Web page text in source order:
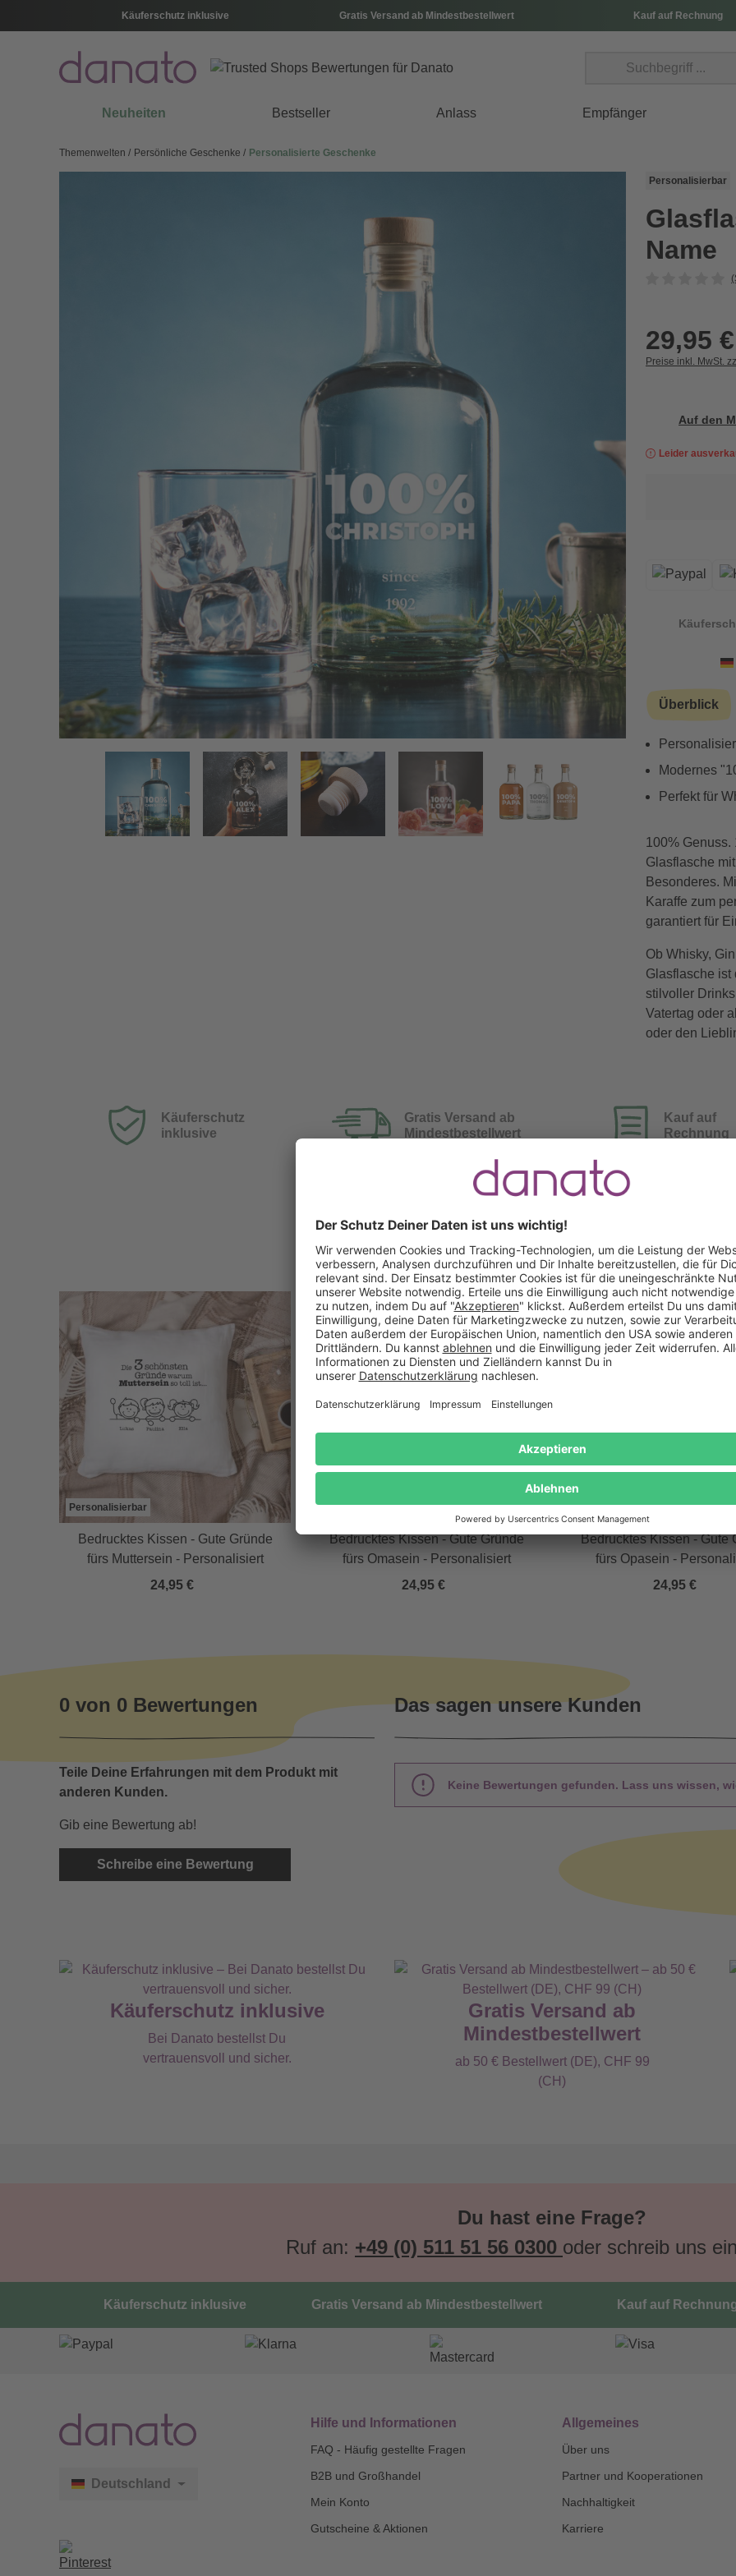
Käuferschutz inklusive Gratis Versand ab Mindestbestellwert Kauf auf Rechnung
Neuheiten Bestseller Anlass Empfänger
Themenwelten Persönliche Geschenke Personalisierte Geschenke
Zurück Vorwärts
Personalisierbar
Name
29,95 €
Preise inkl. MwSt.
Auf den
Leider
Überblick
Modernes
Perfekt für
100%
Glasflasche
Besonderes.
Karaffe zum
garantiert für
Ob Whisky,
Glasflasche ist
stilvoller
Vatertag oder
oder den
Käuferschutz
inklusive
Gratis Versand ab
Mindestbestellwert
Kauf auf
Rechnung
Das könnte Dir auch gefallen
Personalisierbar
Bedrucktes Kissen - Gute Gründe
fürs Muttersein - Personalisiert
24,95 €
Personalisierbar
Bedrucktes Kissen - Gute Gründe
fürs Omasein - Personalisiert
24,95 €
Personalisierbar
Bedrucktes Kissen - Gute
fürs Opasein -
24,95 €
0 von 0 Bewertungen
Teile Deine Erfahrungen mit dem Produkt mit
anderen Kunden.
Gib eine Bewertung ab!
Schreibe eine Bewertung
Das sagen unsere Kunden
Keine Bewertungen gefunden. Lass uns wissen,
Käuferschutz inklusive
Bei Danato bestellst Du
vertrauensvoll und sicher.
Gratis Versand ab
Mindestbestellwert
ab 50 € Bestellwert (DE), CHF 99
(CH)
Du hast eine Frage?
Ruf an: +49 (0) 511 51 56 0300 oder schreib uns
Käuferschutz inklusive Gratis Versand ab Mindestbestellwert Kauf auf
Deutschland
Hilfe und Informationen
FAQ - Häufig gestellte Fragen
B2B und Großhandel
Mein Konto
Gutscheine & Aktionen
Allgemeines
Über uns
Partner und Kooperationen
Nachhaltigkeit
Karriere